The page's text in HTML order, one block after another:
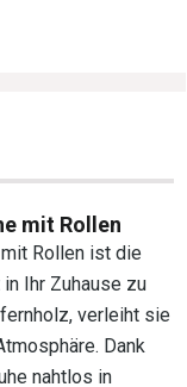
mit Rollen
Rollen ist die
Ihr Zuhause zu
verleiht sie
Dank
nahtlos in